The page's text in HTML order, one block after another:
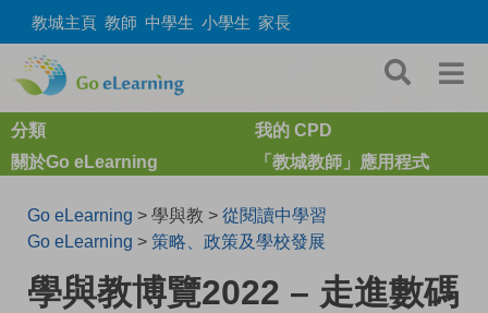
教城主頁 教師 中學生 小學生 家長
分類
我的 CPD
關於Go eLearning
「教城教師」應用程式
Go eLearning > 學與教 > 從閱讀中學習
Go eLearning > 策略、政策及學校發展
學與教博覽2022 – 走進數碼